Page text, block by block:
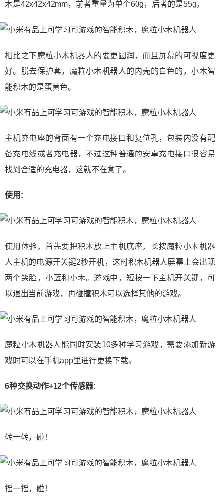
木是42x42x42mm，前者重量为单个60g，后者的是55g。
相比之下魔粒小木机器人的要更圆润，而且屏幕的可视度更
好。脱去保护套，魔粒小木机器人的内壳的白色的，小木智
能积木的是蛋黄色。
主机充电座的背面有一个充电接口和复位孔，包装内没有配
备充电线或者充电器，不过这种普通的安卓充电接口很容易
找到合适的充电器，这就不在意了。
使用:
使用体验，首先要把积木放上主机底座，长按魔粒小木机器
人主机的电源开关键2秒开机，这时积木机器人屏幕上会出现
两个笑脸，小蓝和小木。游戏中，短按一下主机开关键，可
以退出当前游戏，再碰撞积木可以选择其他的游戏。
魔粒小木机器人能同时安装10多种学习游戏，需要添加新游
戏时可以在手机app里进行更换下载。
6种交换动作+12个传感器:
转一转，碰！
摇一摇，碰！